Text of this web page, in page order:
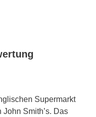
Supermarkt
John Smith’s. Das